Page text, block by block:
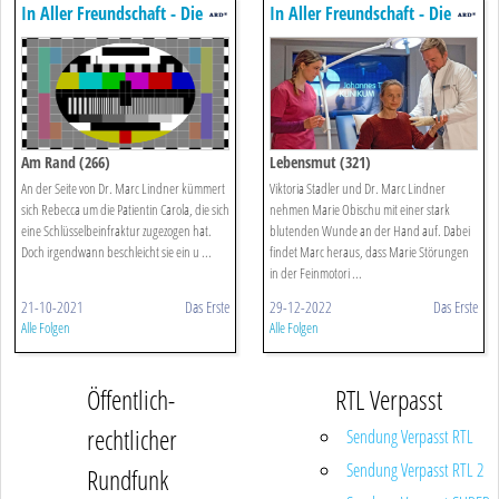
In Aller Freundschaft - Die
Jungen ärzte
Am Rand (266)
An der Seite von Dr. Marc Lindner kümmert
sich Rebecca um die Patientin Carola, die sich
eine Schlüsselbeinfraktur zugezogen hat.
Doch irgendwann beschleicht sie ein u ...
21-10-2021 Das Erste
Alle Folgen
In Aller Freundschaft - Die
Jungen ärzte
Lebensmut (321)
Viktoria Stadler und Dr. Marc Lindner
nehmen Marie Obischu mit einer stark
blutenden Wunde an der Hand auf. Dabei
findet Marc heraus, dass Marie Störungen
in der Feinmotori ...
29-12-2022 Das Erste
Alle Folgen
Öffentlich-
rechtlicher
Rundfunk
RTL Verpasst
Sendung Verpasst RTL
Sendung Verpasst RTL 2